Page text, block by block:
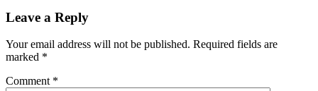
Leave a Reply
Your email address will not be published. Required fields are
marked *
Comment *